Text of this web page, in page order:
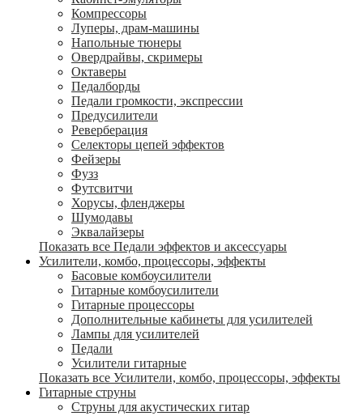
Компрессоры
Луперы, драм-машины
Напольные тюнеры
Овердрайвы, скримеры
Октаверы
Педалборды
Педали громкости, экспрессии
Предусилители
Реверберация
Селекторы цепей эффектов
Фейзеры
Фузз
Футсвитчи
Хорусы, фленджеры
Шумодавы
Эквалайзеры
Показать все Педали эффектов и аксессуары
Усилители, комбо, процессоры, эффекты
Басовые комбоусилители
Гитарные комбоусилители
Гитарные процессоры
Дополнительные кабинеты для усилителей
Лампы для усилителей
Педали
Усилители гитарные
Показать все Усилители, комбо, процессоры, эффекты
Гитарные струны
Струны для акустических гитар